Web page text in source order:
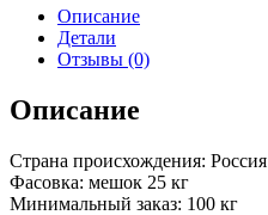
(мешок
25
Описание
Детали
Отзывы (0)
Описание
Страна происхождения: Россия
Фасовка: мешок 25 кг
Минимальный заказ: 100 кг